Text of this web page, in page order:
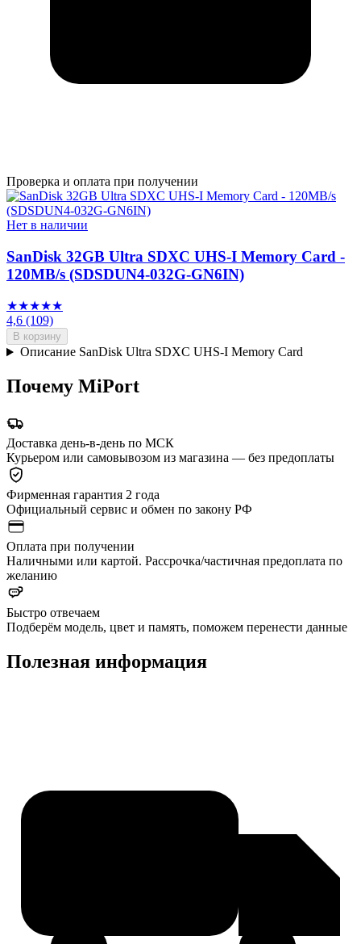
Проверка и оплата при получении
Нет в наличии
SanDisk 32GB Ultra SDXC UHS-I Memory Card -
120MB/s (SDSDUN4-032G-GN6IN)
★★★★★
4,6 (109)
В корзину
Описание SanDisk Ultra SDXC UHS-I Memory Card
Почему MiPort
Доставка день-в-день по МСК
Курьером или самовывозом из магазина — без предоплаты
Фирменная гарантия 2 года
Официальный сервис и обмен по закону РФ
Оплата при получении
Наличными или картой. Рассрочка/частичная предоплата по
желанию
Быстро отвечаем
Подберём модель, цвет и память, поможем перенести данные
Полезная информация